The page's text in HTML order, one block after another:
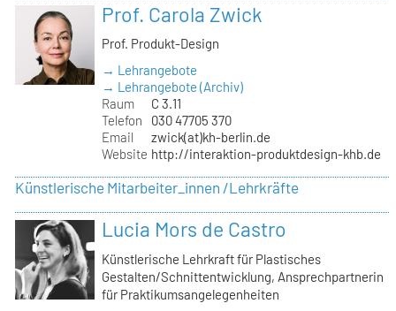
Prof. Carola Zwick
Prof. Produkt-Design
→ Lehrangebote
→ Lehrangebote (Archiv)
Raum
C 3.11
Telefon
030 47705 370
Email
zwick(at)kh-berlin.de
Website http://interaktion-produktdesign-khb.de
Künstlerische Mitarbeiter_innen /Lehrkräfte
Lucia Mors de Castro
Künstlerische Lehrkraft für Plastisches
Gestalten/Schnittentwicklung, Ansprechpartnerin
für Praktikumsangelegenheiten